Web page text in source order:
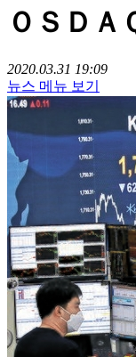
ＯＳＤ
2020.03.31 19:09
뉴스 메뉴 보기